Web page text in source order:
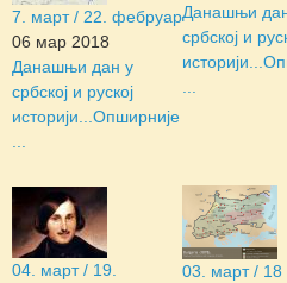
7. март / 22. фебруар
06 мар 2018
Данашњи дан у
србској и руској
историји... Опширније
Данашњи
србској и
историји...
04. март / 19.
03. март / 18